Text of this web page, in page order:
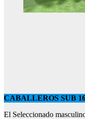
CABALLEROS SUB
El Seleccionado